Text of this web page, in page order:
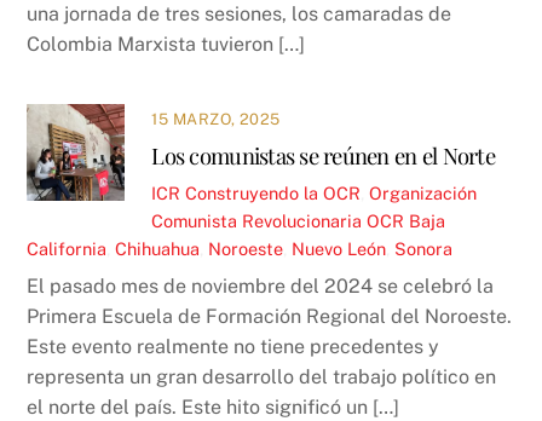
una jornada de tres sesiones, los camaradas de
Colombia Marxista tuvieron […]
15 MARZO, 2025
Los comunistas se reúnen en el Norte
ICR Construyendo la OCR ,Organización
Comunista Revolucionaria OCR Baja
California ,Chihuahua Noroeste Nuevo León Sonora
El pasado mes de noviembre del 2024 se celebró la
Primera Escuela de Formación Regional del Noroeste.
Este evento realmente no tiene precedentes y
representa un gran desarrollo del trabajo político en
el norte del país. Este hito significó un […]